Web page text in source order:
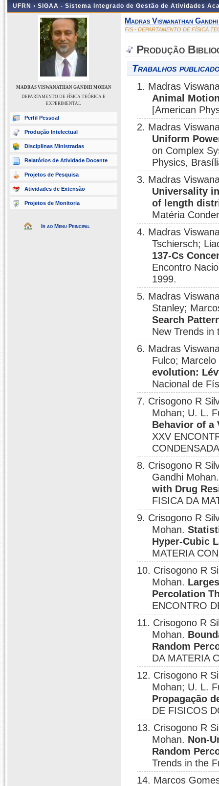
UFRN › SIGAA - Sistema Integrado de Gestão de Atividades
MADRAS VISWANATHAN GANDHI MOHAN
DEPARTAMENTO DE FÍSICA TEÓRICA E
EXPERIMENTAL
Perfil Pessoal
Produção Intelectual
Disciplinas Ministradas
Relatórios de Atividade Docente
Projetos de Pesquisa
Atividades de Extensão
Projetos de Monitoria
Ir ao Menu Principal
Madras Viswanathan
FIS - DEPARTAMENTO DE FÍSICA
Produção
Trabalhos
1. Madras
Animal
[American
2. Madras
Uniform
on Complex
Physics,
3. Madras
Universality
of length
Matéria
4. Madras
Tschiersch;
137-Cs
Encontro
1999.
5. Madras
Stanley;
Search
New Trends in
6. Madras
Fulco;
evolution:
Nacional de
7. Crisogono R
Mohan; U. L.
Behavior of a
XXV
8. Crisogono R
Gandhi
with Drug
FISICA DA
9. Crisogono R
Mohan.
Hyper-Cubic
MATERIA
10. Crisogono R
Mohan.
Percolation
ENCONTRO
11. Crisogono R
Mohan.
Random
DA MATERIA
12. Crisogono R
Mohan; U. L.
Propagação
DE FISICOS
13. Crisogono R
Mohan. Non-
Random
Trends in the
14. Marcos